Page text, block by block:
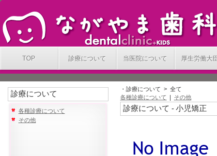
TOP 診療について 当医院について 厚生労働大
・診療について > 全て
各種診療について
その他
診療について - 小児矯正
診療について
各種診療について
その他